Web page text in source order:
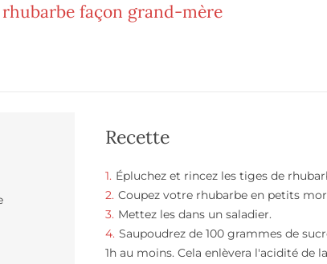
façon grand-mère
Recette
Épluchez et rincez les tiges de
Coupez votre rhubarbe en petits
Mettez les dans un saladier.
Saupoudrez de 100 grammes de
1h au moins. Cela enlèvera l'acidité de